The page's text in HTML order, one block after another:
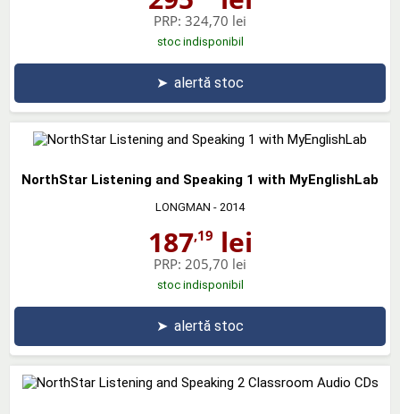
PRP: 324,70 lei
stoc indisponibil
➤ alertă stoc
NorthStar Listening and Speaking 1 with MyEnglishLab
LONGMAN - 2014
187,19 lei
PRP: 205,70 lei
stoc indisponibil
➤ alertă stoc